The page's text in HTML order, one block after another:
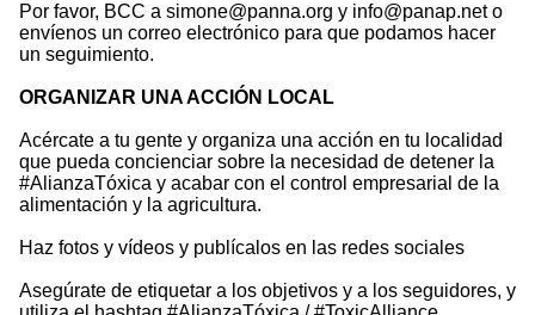
Por favor, BCC a simone@panna.org y info@panap.net o
envíenos un correo electrónico para que podamos hacer
un seguimiento.
ORGANIZAR UNA ACCIÓN LOCAL
Acércate a tu gente y organiza una acción en tu localidad
que pueda concienciar sobre la necesidad de detener la
#AlianzaTóxica y acabar con el control empresarial de la
alimentación y la agricultura.
Haz fotos y vídeos y publícalos en las redes sociales
Asegúrate de etiquetar a los objetivos y a los seguidores, y